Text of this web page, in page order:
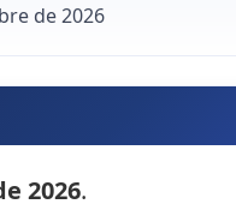
de 2026
2026.